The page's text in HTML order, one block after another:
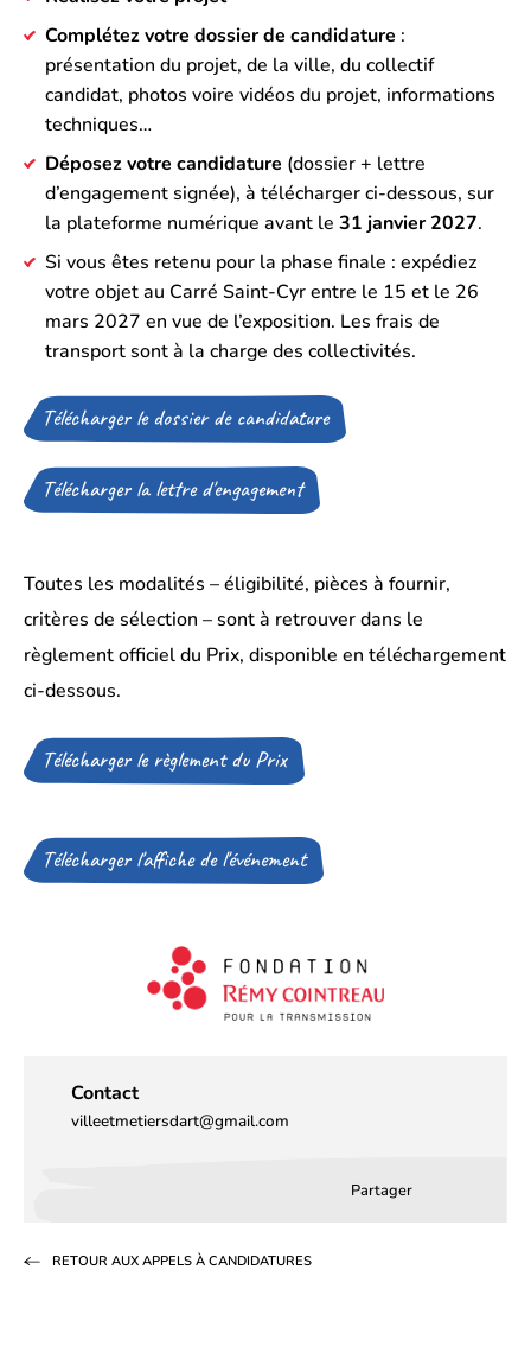
Complétez votre dossier de candidature :
présentation du projet, de la ville, du collectif
candidat, photos voire vidéos du projet, informations
techniques…
Déposez votre candidature (dossier + lettre
d’engagement signée), à télécharger ci-dessous, sur
la plateforme numérique avant le 31 janvier 2027.
Si vous êtes retenu pour la phase finale : expédiez
votre objet au Carré Saint-Cyr entre le 15 et le 26
mars 2027 en vue de l’exposition. Les frais de
transport sont à la charge des collectivités.
Télécharger le dossier de candidature(Ouverture
d’un
Télécharger la lettre d'engagement(Ouverture
d’un
un
nouvel
onglet)
Toutes les modalités – éligibilité, pièces à fournir,
critères de sélection – sont à retrouver dans le
règlement officiel du Prix, disponible en téléchargement
ci-dessous.
Télécharger le règlement du Prix(Ouverture
d’un
un
nouvel
Télécharger l'affiche de l'événement(Ouverture
d’un
nouvel
onglet)
Contact
villeetmetiersdart@gmail.com
Partager
RETOUR AUX APPELS À CANDIDATURES